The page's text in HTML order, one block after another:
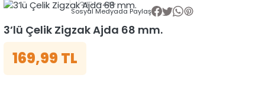
Sosyal Medyada Paylaş
3’lü Çelik Zigzak Ajda 68 mm.
169,99 TL